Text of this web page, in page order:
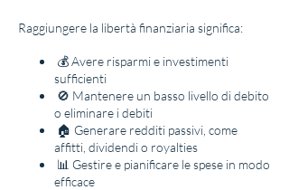
Raggiungere la libertà finanziaria significa:
💰 Avere risparmi e investimenti
sufficienti
🚫 Mantenere un basso livello di debito
o eliminare i debiti
🏠 Generare redditi passivi, come
affitti, dividendi o royalties
📊 Gestire e pianificare le spese in modo
efficace